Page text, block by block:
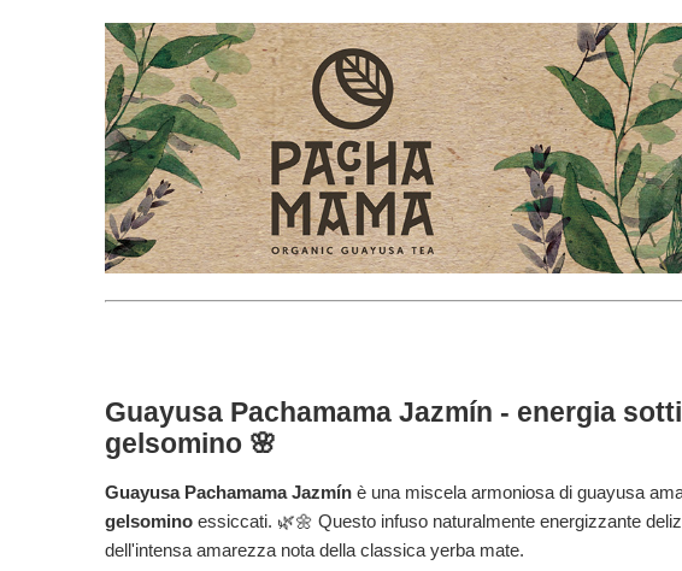
Guayusa Pachamama Jazmín - energia
gelsomino 🌸
Guayusa Pachamama Jazmín è una miscela armoniosa di guayusa
gelsomino essiccati. 🌿🌼 Questo infuso naturalmente energizzante
dell'intensa amarezza nota della classica yerba mate.